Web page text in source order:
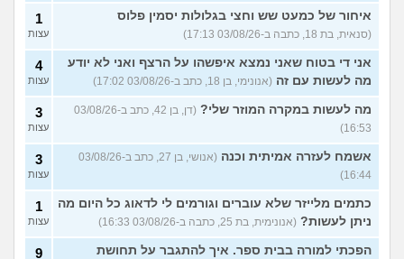
איחור של כמעט שש וחצי בגלולות יסמין פלוס
(סנאית, בת 18, כתבה ב-03/08/26 17:13)
1
עצות
אני די בטוח שאני נמצא איפשהו על הרצף ואני לא יודע
מה לעשות עם זה (אנונימי, בן 18, כתב ב-03/08/26 17:02)
4
עצות
מה לעשות במקרה המוזר שלי?
(דן, בן 42, כתב ב-03/08/26
16:53)
3
עצות
אשמח לעזרה אמיתית וכנה
(אנושי, בן 27, כתב ב-03/08/26
16:44)
3
עצות
כתמים מלייזר שלא עוברים וגורמים לי לדאוג כל היום מה
ניתן לעשות? (אנונימית, בת 25, כתבה ב-03/08/26 16:33)
1
עצות
הפכתי למורה בבית ספר. איך להתגבר על תחושת
9